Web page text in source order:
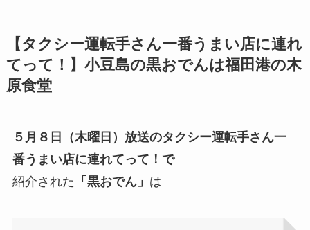
【タクシー運転手さん一番うまい店に連れ
てって！】小豆島の黒おでんは福田港の木
原食堂
５月８日（木曜日）放送のタクシー運転手さん一
番うまい店に連れてって！で
紹介された 「黒おでん」 は